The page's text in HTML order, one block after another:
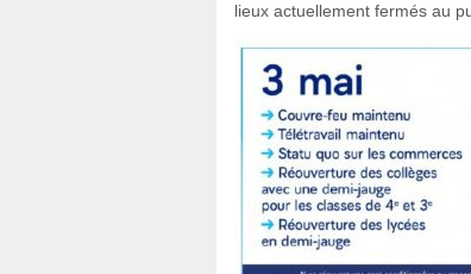
lieux actuellement fermés au